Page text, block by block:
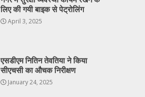
लिए की गयी बाइक से पेट्रोलिंग
April 3, 2025
एसडीएम नितिन तेवतिया ने किया
सीएचसी का औचक निरीक्षण
January 24, 2025